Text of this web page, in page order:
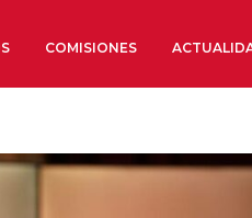
COMISIONES